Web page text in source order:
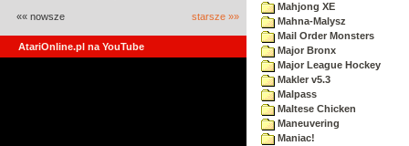
«« nowsze starsze »»
AtariOnline.pl na YouTube
Mahjong XE
Mahna-Malysz
Mail Order Monsters
Major Bronx
Major League Hockey
Makler v5.3
Malpass
Maltese Chicken
Maneuvering
Maniac!